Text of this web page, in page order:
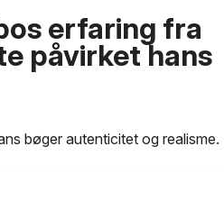
erfaring fra
påvirket hans
bøger autenticitet og realisme.